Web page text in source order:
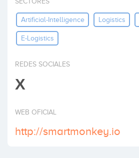
Artificial-Intelligence Logistics
E-Logistics
REDES SOCIALES
X
WEB OFICIAL
http://smartmonkey.io